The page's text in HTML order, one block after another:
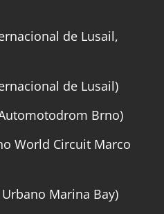
de Lusail,
de Lusail)
Brno)
World Circuit Marco
Marina Bay)